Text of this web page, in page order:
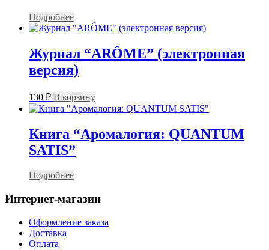
Подробнее
Журнал “ARÔME” (электронная
версия)
130 ₽ В корзину
Книга “Аромалогия: QUANTUM
SATIS”
Подробнее
Интернет-магазин
Оформление заказа
Доставка
Оплата